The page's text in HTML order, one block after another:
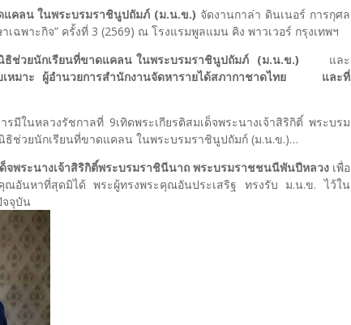
แคลน ในพระบรมราชินูปถัมภ์ (ม.น.ข.) จัดงานกาล่า ดินเนอร์ การกุศล
เฉพาะกิจ” ครั้งที่ 3 (2569) ณ โรงแรมพูลแมน คิง พาวเวอร์ กรุงเทพฯ
ธิช่วยนักเรียนที่ขาดแคลน ในพระบรมราชินูปถัมภ์ (ม.น.ข.)
และ
เหมาะ ผู้อำนวยการสำนักงานจัดหารายได้สภากาชาดไทย และที่
ในหลวงรัชกาลที่ 9เทิดพระเกียรติสมเด็จพระนางเจ้าสิริกิติ์ พระบรม
ช่วยนักเรียนที่ขาดแคลน ในพระบรมราชินูปถัมก์ (ม.น.ข.)…
จพระนางเจ้าสิริกิติ์พระบรมราชินีนาถ พระบรมราชชนนีพันปีหลวง เพื่อ
ณอันหาที่สุดมิได้ พระผู้ทรงพระคุณอันประเสริฐ ทรงรับ ม.น.ข. ไว้ใน
จุบัน